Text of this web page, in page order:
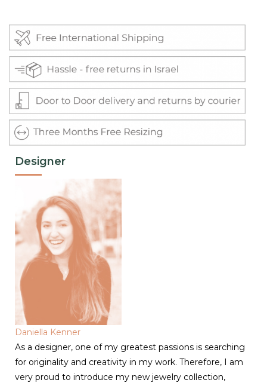
Designer
Daniella Kenner
As a designer, one of my greatest passions is searching
for originality and creativity in my work. Therefore, I am
very proud to introduce my new jewelry collection,